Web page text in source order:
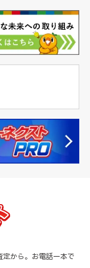
定から。お電話一本で